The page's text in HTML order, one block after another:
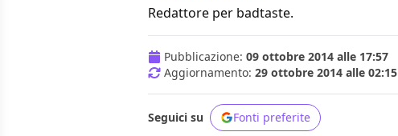
Redattore per badtaste.
Pubblicazione: 09 ottobre 2014 alle 17:57
Aggiornamento: 29 ottobre 2014 alle 02:15
Seguici su Fonti preferite